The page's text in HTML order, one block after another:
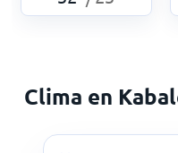
Clima en